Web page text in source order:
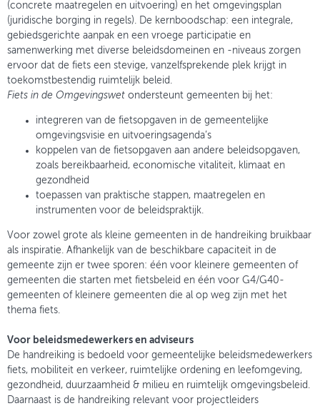
(concrete maatregelen en uitvoering) en het omgevingsplan
(juridische borging in regels). De kernboodschap: een integrale,
gebiedsgerichte aanpak en een vroege participatie en
samenwerking met diverse beleidsdomeinen en -niveaus zorgen
ervoor dat de fiets een stevige, vanzelfsprekende plek krijgt in
toekomstbestendig ruimtelijk beleid.
Fiets in de Omgevingswet ondersteunt gemeenten bij het:
integreren van de fietsopgaven in de gemeentelijke
omgevingsvisie en uitvoeringsagenda’s
koppelen van de fietsopgaven aan andere beleidsopgaven,
zoals bereikbaarheid, economische vitaliteit, klimaat en
gezondheid
toepassen van praktische stappen, maatregelen en
instrumenten voor de beleidspraktijk.
Voor zowel grote als kleine gemeenten in de handreiking bruikbaar
als inspiratie. Afhankelijk van de beschikbare capaciteit in de
gemeente zijn er twee sporen: één voor kleinere gemeenten of
gemeenten die starten met fietsbeleid en één voor G4/G40-
gemeenten of kleinere gemeenten die al op weg zijn met het
thema fiets.
Voor beleidsmedewerkers en adviseurs
De handreiking is bedoeld voor gemeentelijke beleidsmedewerkers
fiets, mobiliteit en verkeer, ruimtelijke ordening en leefomgeving,
gezondheid, duurzaamheid & milieu en ruimtelijk omgevingsbeleid.
Daarnaast is de handreiking relevant voor projectleiders